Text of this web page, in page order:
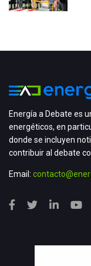
Energía a Debate es
energéticos, en
donde se incluyen
contribuir al debate
Email: